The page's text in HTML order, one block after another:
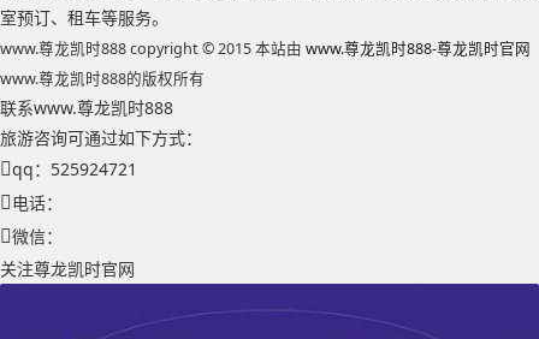
室预订、租车等服务。
www.尊龙凯时888 copyright © 2015 本站由 www.尊龙凯时888-尊龙凯时官网
www.尊龙凯时888的版权所有
联系www.尊龙凯时888
旅游咨询可通过如下方式：
qq：525924721
电话：
微信：
关注尊龙凯时官网